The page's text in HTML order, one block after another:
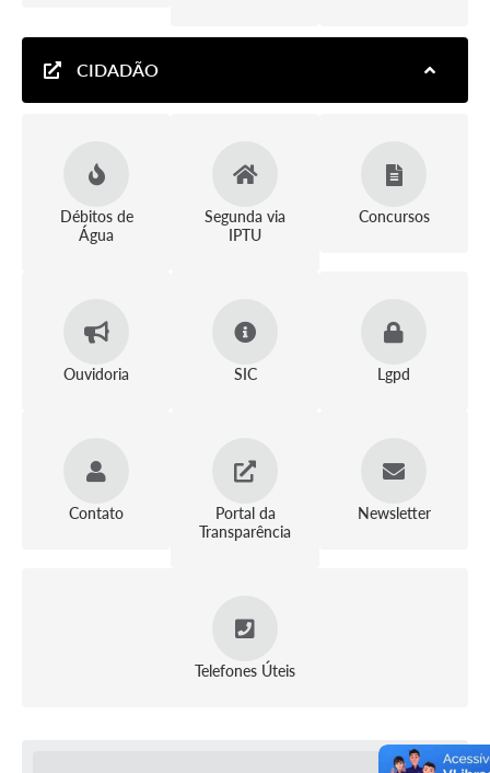
CIDADÃO
Débitos de
Água
Segunda via
IPTU
Concursos
Ouvidoria SIC Lgpd
Contato
Portal da
Transparência
Newsletter
Telefones Úteis